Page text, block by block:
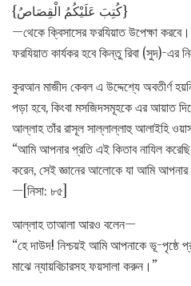
{كُتِبَ عَلَيْكُمُ الْقِصَاصُ}
—থেকে ক্বিসাসের ফরযিয়াত উপেক্ষা
ফরযিয়াত কার্যকর হবে কিন্তু রিবা (সুদ)-এর
কুরআন মাজীদ কেবল এ উদ্দেশ্যে অবতীর্ণ
পড়া হবে, কিংবা মসজিদসমূহকে এর আয়াত
আল্লাহ তাঁর রাসূল সাল্লাল্লাহু আলাইহি
“আমি আপনার প্রতি এই কিতাব নাযিল
করেন, সেই জ্ঞানের আলোকে যা আমি
—[নিসা: ৮৫]
আল্লাহ তাআলা আরও বলেন—
“হে দাউদ! নিশ্চয়ই আমি আপনাকে ভূ-পৃষ্ঠে
মাঝে ন্যায়বিচারসহ ফয়সালা করুন।”